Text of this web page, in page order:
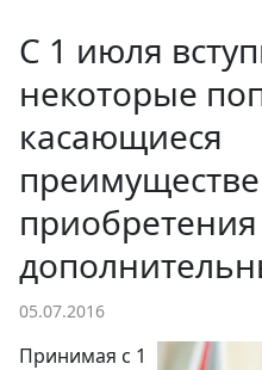
С 1 июля
некоторые
касающиеся
приобретения
05.07.2016
Принимая с 1